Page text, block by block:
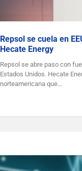
Repsol se cuela en
Hecate Energy
Repsol se abre paso con
Estados Unidos. Hecate
norteamericana que…